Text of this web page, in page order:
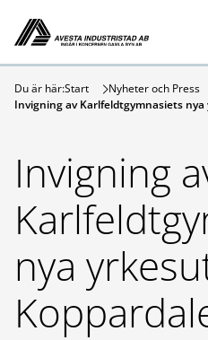
Hoppa till innehåll
Avesta Industristad
Du är här:Start
Nyheter och Press
Invigning av Karlfeldtgymnasiets
Invigning
nya